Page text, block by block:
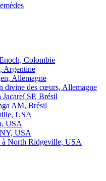
Colombie
Argentine
Allemagne
divine des cœurs, Allemagne
SP, Brésil
AM, Brésil
USA
USA
USA
à North Ridgeville, USA